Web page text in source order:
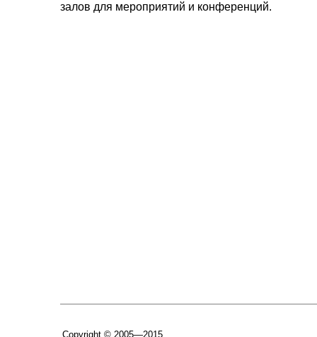
залов для мероприятий и конференций.
Copyright © 2005—2015